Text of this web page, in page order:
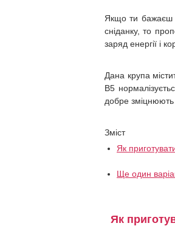
Якщо ти бажаєш
сніданку, то
заряд енергії і
Дана крупа
В5
добре зміцнюють
Зміст
Як
Ще один
Як